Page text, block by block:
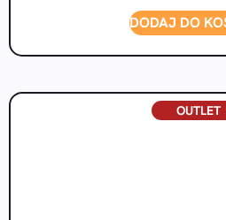
DODAJ DO
OUTLET